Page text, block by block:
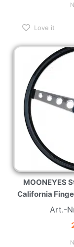
Love it
MOONEYES
California
Art.-